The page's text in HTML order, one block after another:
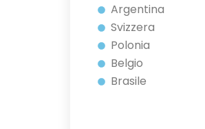
Argentina
Svizzera
Polonia
Belgio
Brasile